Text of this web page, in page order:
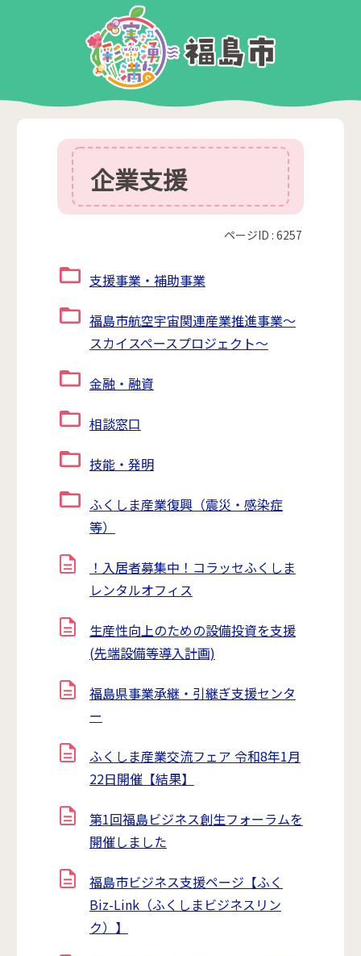
企業支援
ページID :6257
支援事業・補助事業
福島市航空宇宙関連産業推進事業～
スカイスペースプロジェクト～
金融・融資
相談窓口
技能・発明
ふくしま産業復興（震災・感染症
等）
！入居者募集中！コラッセふくしま
レンタルオフィス
生産性向上のための設備投資を支援
(先端設備等導入計画)
福島県事業承継・引継ぎ支援センタ
ー
ふくしま産業交流フェア 令和8年1月
22日開催【結果】
第1回福島ビジネス創生フォーラムを
開催しました
福島市ビジネス支援ページ【ふく
Biz-Link（ふくしまビジネスリン
ク）】